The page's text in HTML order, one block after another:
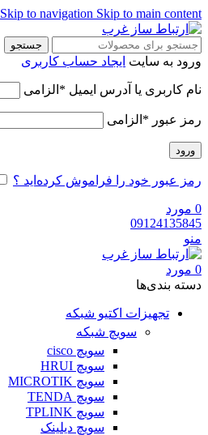
Skip to navigation Skip to main content
جستجو
ورود به سایت ایجاد حساب کاربری
نام کاربری یا آدرس ایمیل * الزامی
رمز عبور * الزامی
ورود
رمز عبور خود را فراموش کرده‌اید ؟
0 مورد
09124135845
منو
0 مورد
دسته‌ بندی‌ها
تجهیزات اکتیو شبکه
سویچ شبکه
سویچ cisco
سویچ HRUI
سویچ MICROTIK
سویچ TENDA
سویچ TPLINK
سویچ دیلینک